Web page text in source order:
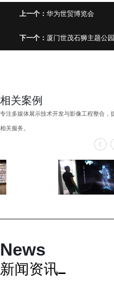
上一个： 华为世贸博览会
下一个： 厦门世茂石狮主题公园
相关案例
专注多媒体展示技术开发与影像工程整合
相关服务。
News
新闻资讯